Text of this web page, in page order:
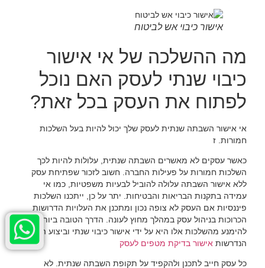
אישור כיבוי אש לביטוח
מה ההשלכה של אי אישור
כיבוי שנתי לעסק האם נוכל
לפתוח את העסק בכל זאת?
אי אישור השבתה שנתית לעסק שלך יכול להיות בעל השלכות
חמורות. ז
כאשר עסקים לא מאשרים השבתה שנתית, עלולות להיות לכך
השלכות חמורות על פעילות החברה. חשוב לזכור שפתיחת עסק
ללא אישור השבתה עלולה להוביל לבעיות משפטיות, כמו אי
עמידה בתקנות הבריאות והבטיחות. יתר על כן, ייתכנו השלכות
פיננסיות אם העסק לא צופה נכון ומתכנן את העלויות הדרושות
הכרוכות בניהול עסק במהלך מחוץ לעונה. הדרך הטובה ביותר
להימנע מהשלכות אלו היא על ידי אישור כיבוי שנתי וביצוע ההכנות
הנדרשות אישור בדיקת מטפים לעסק
כל עסק חייב לתכנן ולהקפיד על תקופת השבתה שנתית. לא